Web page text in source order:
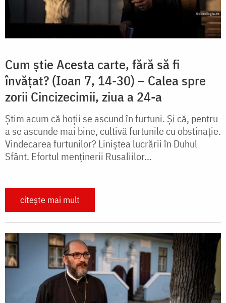
Cum știe Acesta carte, fără să fi
învățat? (Ioan 7, 14-30) – Calea spre
zorii Cincizecimii, ziua a 24-a
Știm acum că hoții se ascund în furtuni. Și că, pentru
a se ascunde mai bine, cultivă furtunile cu obstinație.
Vindecarea furtunilor? Liniștea lucrării în Duhul
Sfânt. Efortul menținerii Rusaliilor...
citește mai mult